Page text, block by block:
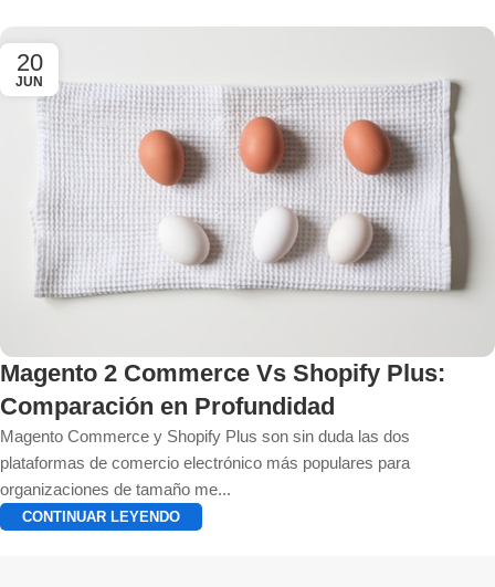
20
JUN
Magento 2 Commerce Vs Shopify Plus:
Comparación en Profundidad
Magento Commerce y Shopify Plus son sin duda las dos
plataformas de comercio electrónico más populares para
organizaciones de tamaño me...
CONTINUAR LEYENDO